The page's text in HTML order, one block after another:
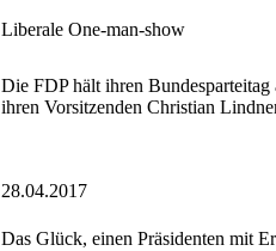
Liberale One-man-show
Die FDP hält ihren
ihren Vorsitzenden Christian
28.04.2017
Das Glück, einen Präsidenten mit